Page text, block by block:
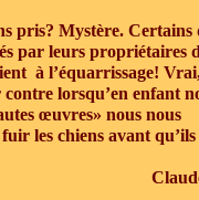
pris? Mystère. Certains
par leurs propriétaires
à l’équarrissage!
lorsqu’en enfant
œuvres» nous nous
les chiens avant qu’ils